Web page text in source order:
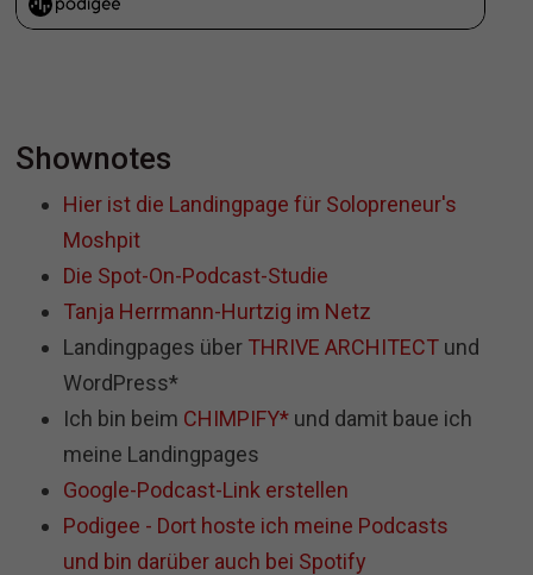
Shownotes
Hier ist die Landingpage für Solopreneur's
Moshpit
Die Spot-On-Podcast-Studie
Tanja Herrmann-Hurtzig im Netz
Landingpages über THRIVE ARCHITECT und
WordPress*
Ich bin beim CHIMPIFY* und damit baue ich
meine Landingpages
Google-Podcast-Link erstellen
Podigee - Dort hoste ich meine Podcasts
und bin darüber auch bei Spotify